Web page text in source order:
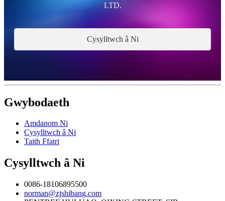
LTD.
Cysylltwch â Ni
Gwybodaeth
Amdanom Ni
Cysylltwch â Ni
Taith Ffatri
Cysylltwch â Ni
0086-18106895500
norman@zjshibang.com